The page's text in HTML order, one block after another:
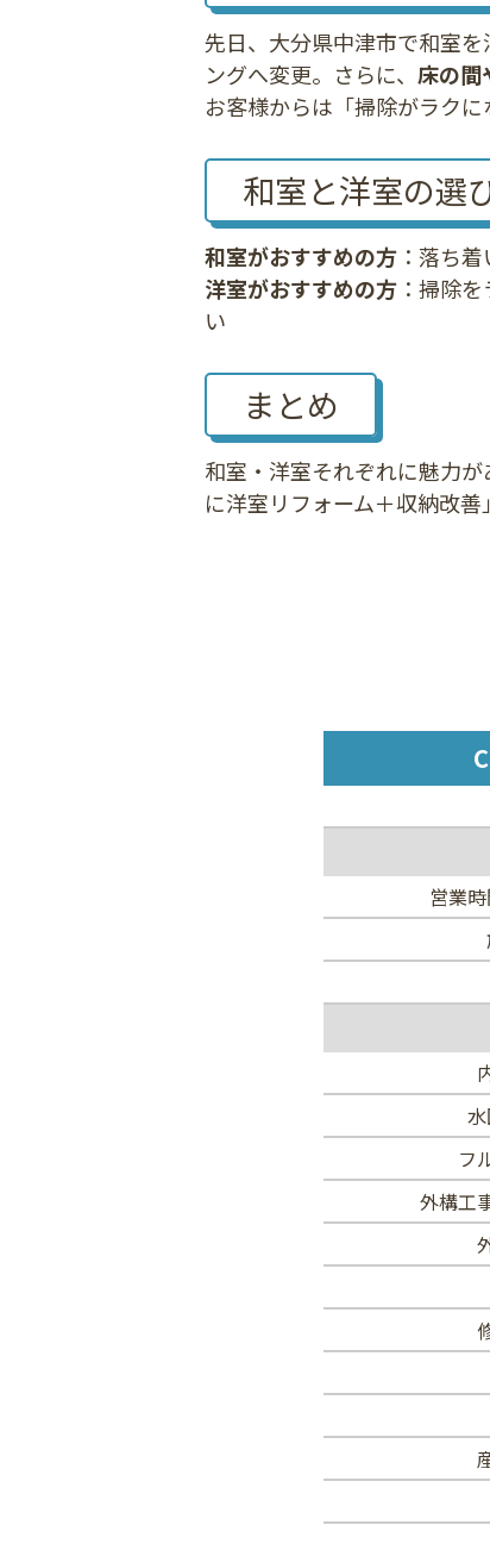
先日、大分県中津市で和室
ングへ変更。さらに、 床の間
お客様からは「掃除がラク
和室と洋室の選
和室がおすすめの方 ：落ち
洋室がおすすめの方 ：掃除
い
まとめ
和室・洋室それぞれに魅力
に洋室リフォーム＋収納改
営業
フ
外構工